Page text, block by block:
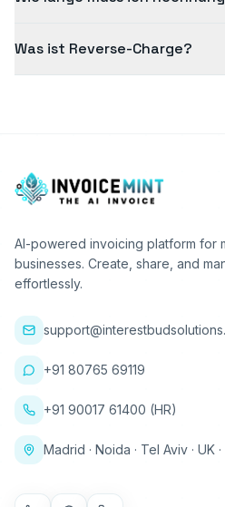
Was ist Reverse-Charge?
AI-powered invoicing platform for
businesses. Create, share, and
effortlessly.
+91 80765 69119
+91 90017 61400 (HR)
Madrid · Noida · Tel Aviv · UK